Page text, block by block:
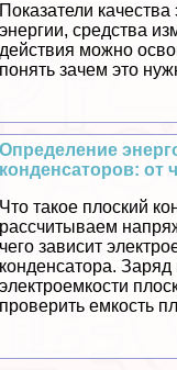
Показатели качества
энергии, средства
действия можно
понять зачем это
Определение
конденсаторов: от
Что такое плоский
рассчитываем
чего зависит
конденсатора. Заряд
электроемкости
проверить емкость